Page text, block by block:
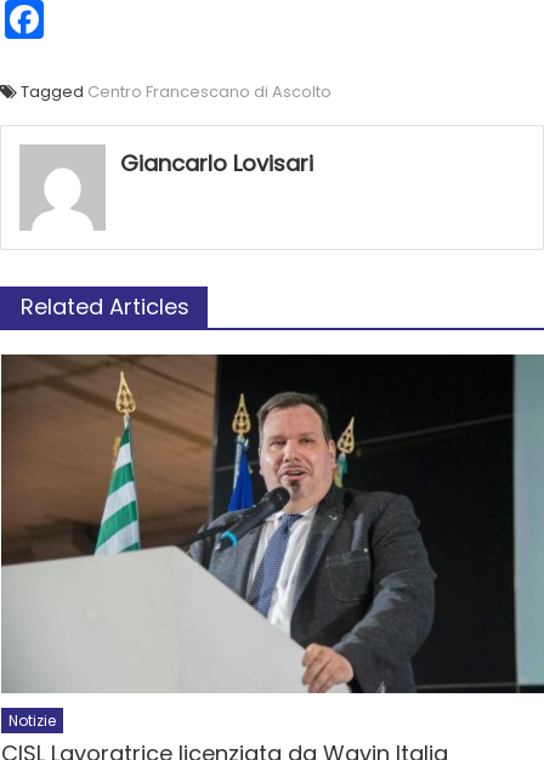
Tagged Centro Francescano di Ascolto
Giancarlo Lovisari
Related Articles
Notizie
CISL Lavoratrice licenziata da Wavin Italia